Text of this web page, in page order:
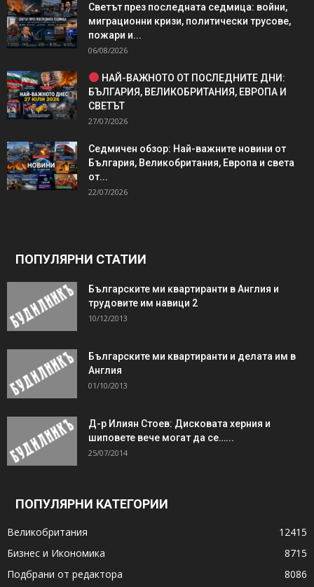
Светът през последната седмица: войни,
миграционни кризи, политически трусове,
пожари и...
06/08/2026
НАЙ-ВАЖНОТО ОТ ПОСЛЕДНИТЕ ДНИ:
БЪЛГАРИЯ, ВЕЛИКОБРИТАНИЯ, ЕВРОПА И
СВЕТЪТ
27/07/2026
Седмичен обзор: Най-важните новини от
България, Великобритания, Европа и света
от...
22/07/2026
ПОПУЛЯРНИ СТАТИИ
Българските ми квартиранти в Англия и
трудовите им навици 2
10/12/2013
Българските ми квартиранти и делата им в
Англия
01/10/2013
Д-р Илиян Стоев: Дисковата херния и
шиповете вече могат да се…...
25/07/2014
ПОПУЛЯРНИ КАТЕГОРИИ
Великобритания
12415
Бизнес и Икономика
8715
Подбрани от редактора
8086